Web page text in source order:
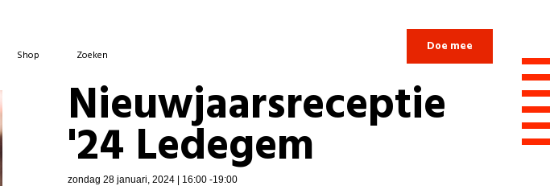
Shop Zoeken
Doe mee
Nieuwjaarsreceptie
'24 Ledegem
zondag 28 januari, 2024 | 16:00 -19:00